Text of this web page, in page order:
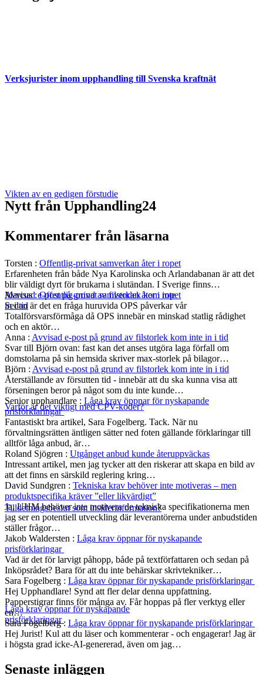
Verksjurister inom upphandling till Svenska kraftnät
Vikten av en gedigen förstudie
Avvisad e-post på grund av filstorlek kom inte
in i tid
Varför är det viktigt med CPV-koder?
Tilldelningsbeslut som insiderinformation?
Låga krav öppnar för nyskapande
prisförklaringar
Nytt från Upphandling24
Kommentarer från läsarna
Torsten : Offentlig-privat samverkan åter i ropet
Erfarenheten från både Nya Karolinska och Arlandabanan är att det
blir väldigt dyrt för brukarna i slutändan. I Sverige finns…
Marcus:Offentlig-privat samverkan åter i ropet
Sedan är det en fråga huruvida OPS påverkar vår
Totalförsvarsförmåga då OPS innebär en minskad statlig rådighet
och en aktör…
Anna : Avvisad e-post på grund av filstorlek kom inte in i tid
Svar till Björn ovan: fast kan det anses utgöra laga förfall om
domstolarna på sin hemsida skriver max-storlek på bilagor…
Björn : Avvisad e-post på grund av filstorlek kom inte in i tid
Återställande av försutten tid - innebär att du ska kunna visa att
förseningen beror på något som du inte kunde…
Senior upphandlare : Låga krav öppnar för nyskapande
prisförklaringar
Fantastiskt bra artikel, Sara Fogelberg. Tack. När nu
förvaltningsrätten äntligen sätter ned foten gällande förklaringar till
alltför låga anbud, är…
Roland Sjögren : Utgånget anbud kunde återuppväckas
Intressant artikel, men jag tycker att den riskerar att skapa en bild av
att det finns en särskild reglering kring…
David Sundgren : Tekniska krav behöver inte motiveras – men
produktspecifika kräver ”eller likvärdigt”
Ja, UHM behöver inte motivera de tekniska specifikationerna men
jag ser en potentiell utveckling där leverantörerna under anbudstiden
ställer frågor…
Jakob Waldersten : Låga krav öppnar för nyskapande
prisförklaringar
Vad är det för larvigt påhopp, både på textförfattaren och sedan på
Inköpsrådet? Bara för att du inte behärskar skrivtekniker…
Sara Fogelberg : Låga krav öppnar för nyskapande prisförklaringar
Hej Upphandlare! Synd att fler delar denna uppfattning.
Papperstigrar finns för många av. Får hoppas på fler verktyg eller
en…
Sara Fogelberg: Låga krav öppnar för nyskapande prisförklaringar
Hej Jurist! Kul att du läser och kommenterar - och engagerar! Jag är
i högsta grad icke-AI-genererad, även om jag…
Senaste inläggen